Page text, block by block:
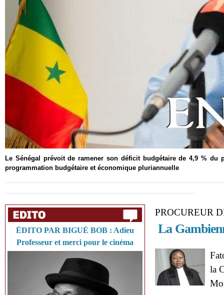
Le Sénégal prévoit de ramener son déficit budgétaire de 4,9 %
programmation budgétaire et économique pluriannuelle
ÉDITO PAR BIGUÉ BOB : Adieu
Professeur et merci pour le cinéma
PROCUREUR
La
la